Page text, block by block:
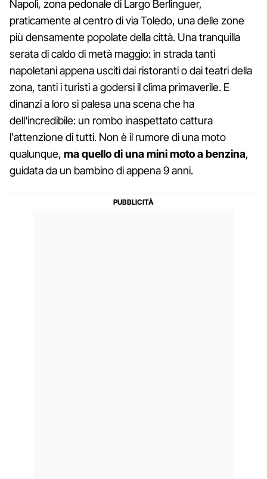
Napoli, zona pedonale di Largo Berlinguer,
praticamente al centro di via Toledo, una delle zone
più densamente popolate della città. Una tranquilla
serata di caldo di metà maggio: in strada tanti
napoletani appena usciti dai ristoranti o dai teatri della
zona, tanti i turisti a godersi il clima primaverile. E
dinanzi a loro si palesa una scena che ha
dell'incredibile: un rombo inaspettato cattura
l'attenzione di tutti. Non è il rumore di una moto
qualunque, ma quello di una mini moto a benzina,
guidata da un bambino di appena 9 anni.